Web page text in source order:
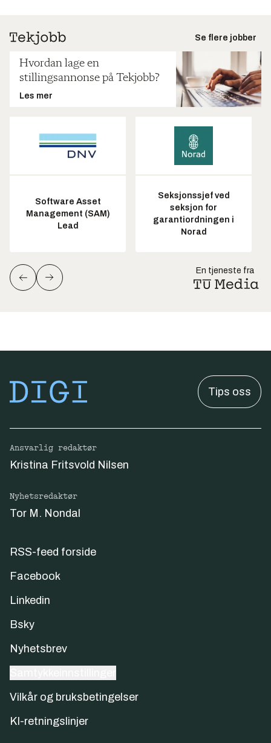
Se flere jobber
Hvordan lage en
stillingsannonse på Tekjobb?
Les mer
Software Asset
Management (SAM)
Lead
Seksjonssjef ved
seksjon for
garantiordningen i
Norad
En tjeneste fra
Tips oss
Ansvarlig redaktør
Kristina Fritsvold Nilsen
Nyhetsredaktør
Tor M. Nondal
RSS-feed forside
Facebook
Linkedin
Bsky
Nyhetsbrev
Vilkår og bruksbetingelser
KI-retningslinjer